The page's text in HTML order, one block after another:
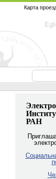
Карта
РАН